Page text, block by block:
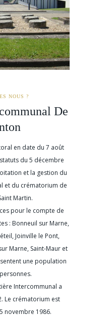
NOUS ?
De
en date du 7 août
du 5 décembre
et la gestion du
et du crématorium de
Martin.
pour le compte de
: Bonneuil sur Marne,
Joinville le Pont,
Marne, Saint-Maur et
une population
Intercommunal a
Le crématorium est
novembre 1986.